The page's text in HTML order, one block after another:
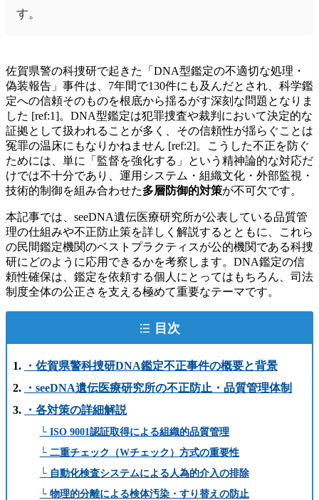
す。
佐賀県警の科捜研で起きた「DNA型鑑定の不適切な処理・
偽装報告」事件は、7年間で130件にも及んだとされ、科学鑑
定への信頼そのものを根底から揺るがす深刻な問題となりま
した [ref:1]。DNA型鑑定は犯罪捜査や裁判において決定的な
証拠として扱われることが多く、その信頼性が揺らぐことは
冤罪の温床にもなりかねません [ref:2]。こうした不正を防ぐ
ためには、単に「監督を強化する」という精神論的な対応だ
けでは不十分であり、運用システム・組織文化・外部監視・
技術的制御を組み合わせた多層防御的対策が不可欠です。
本記事では、seeDNA遺伝医療研究所が公表している品質管
理の仕組みや不正防止策を詳しく解説するとともに、これら
の民間鑑定機関のベストプラクティスが公的機関である科捜
研にどのように応用できるかを考察します。DNA鑑定の信
頼性確保は、鑑定を依頼する個人にとってはもちろん、司法
制度全体の公正さを支える極めて重要なテーマです。
目次
・佐賀県警科捜研DNA鑑定不正事件の概要と背景
・seeDNA遺伝医療研究所の不正防止・品質管理体制
・各対策の詳細解説
└ ISO 9001認証取得による組織的品質管理
└ 二重チェック（Wチェック）方式の重要性
└ 自動化検査システムによる人為的介入の排除
└ 物理的分離による検体汚染・すり替えの防止